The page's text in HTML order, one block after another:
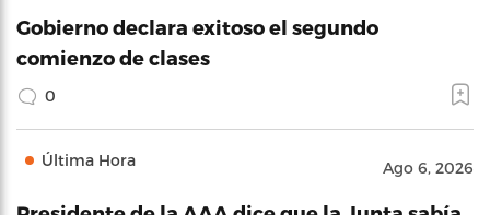
Gobierno declara exitoso el segundo
comienzo de clases
0
Última Hora Ago 6, 2026